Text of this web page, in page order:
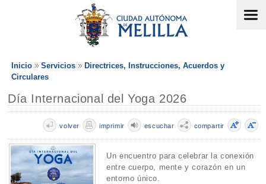
Inicio Servicios
Directrices, Instrucciones, Acuerdos y
Circulares
Día Internacional del Yoga 2026
compartir
escuchar
imprimir
volver
Un encuentro para celebrar la conexión
entre cuerpo, mente y corazón en un
entorno único.